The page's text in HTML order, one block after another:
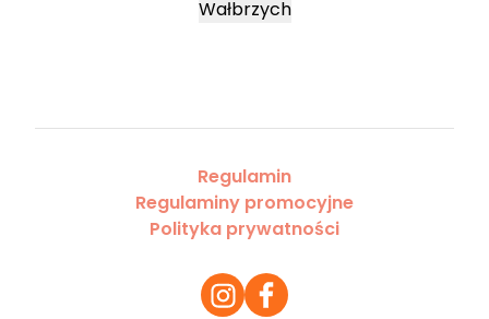
Wałbrzych
Regulamin
Regulaminy promocyjne
Polityka prywatności